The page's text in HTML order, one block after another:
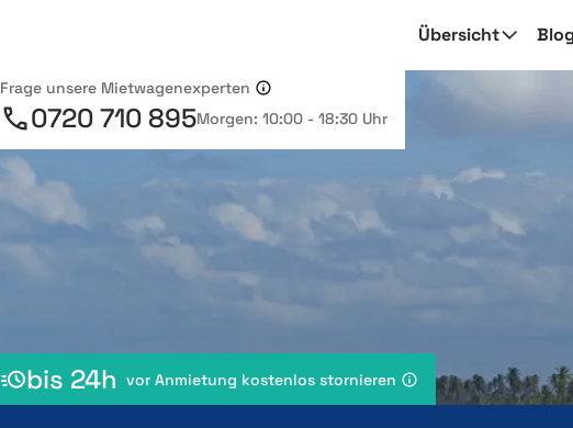
Übersicht Blog
Frage unsere Mietwagenexperten
0720 710 895Morgen: 10:00 - 18:30 Uhr
bis 24h vor Anmietung kostenlos stornieren